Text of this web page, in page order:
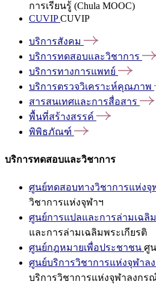
การเรียนรู้ (Chula MOOC)
CUVIPCUVIP
บริการสังคม
บริการทดสอบและวิชาการ
บริการทางการแพทย์
บริการตรวจวิเคราะห์คุณภาพ
สารสนเทศและการสื่อสาร
พื้นที่สร้างสรรค์
พิพิธภัณฑ์
บริการทดสอบและวิชาการ
ศูนย์ทดสอบทางวิชาการแห่งจุ
วิชาการแห่งจุฬาฯ
ศูนย์การแปลและการล่ามเฉลิ
และการล่ามเฉลิมพระเกียรติ
ศูนย์กฎหมายเพื่อประชาชน ศู
ศูนย์บริการวิชาการแห่งจุฬาล
บริการวิชาการแห่งจุฬาลงกร